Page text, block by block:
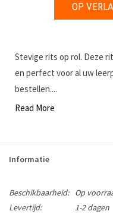
OP
Stevige rits op rol. Deze
en perfect voor al uw
bestellen....
Read More
Informatie
Beschikbaarheid: Op
Levertijd:
1-2 dagen